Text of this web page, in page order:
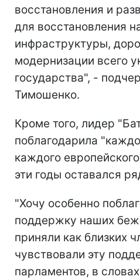
восстановления и
для восстановления
инфраструктуры,
модернизации всего
государства", -
Тимошенко.
Кроме того, лидер
поблагодарила
каждого
эти годы оставался
"Хочу особенно
поддержку наших
приняли как близких
чувствовали эту
парламентов, в